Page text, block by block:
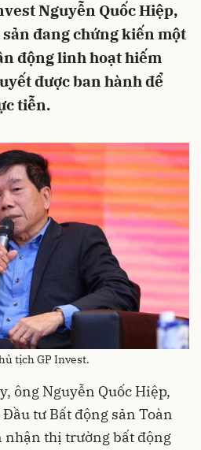
Nguyễn Quốc Hiệp,
đang chứng kiến một
động linh hoạt hiếm
được ban hành để
tiễn.
tịch GP Invest.
ông Nguyễn Quốc Hiệp,
tư Bất động sản Toàn
nhận thị trường bất động
Hủy